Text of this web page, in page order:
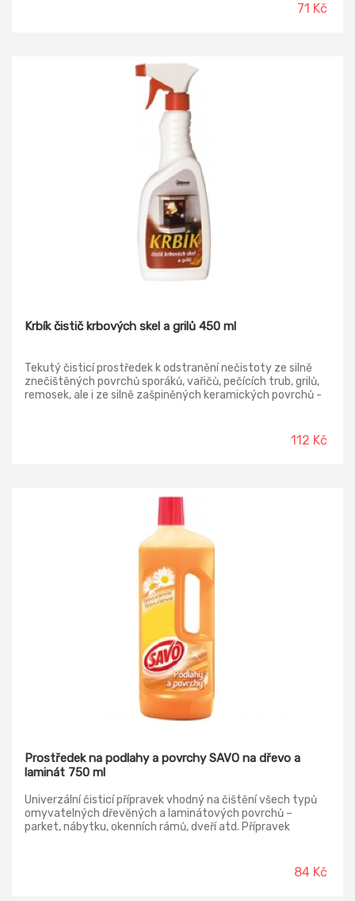
71 Kč
Krbík čistič krbových skel a grilů 450 ml
Tekutý čisticí prostředek k odstranění nečistoty ze silně
znečištěných povrchů sporáků, vařičů, pečících trub, grilů,
remosek, ale i ze silně zašpiněných keramických povrchů -
112 Kč
Prostředek na podlahy a povrchy SAVO na dřevo a
laminát 750 ml
Univerzální čisticí přípravek vhodný na čištění všech typů
omyvatelných dřevěných a laminátových povrchů –
parket, nábytku, okenních rámů, dveří atd. Přípravek
značka Savo přináší kompletní portfolio čisticích přípravků
84 Kč